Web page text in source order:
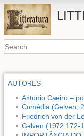
AUTORES
Antonio Caeiro –
Comédia (Gelven,
Friedrich von der
Gelven (1972:172-